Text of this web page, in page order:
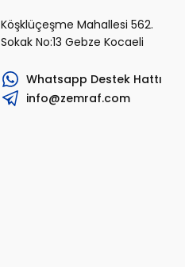
Köşklüçeşme Mahallesi 562.
Sokak No:13 Gebze Kocaeli
Whatsapp Destek Hattı
info@zemraf.com